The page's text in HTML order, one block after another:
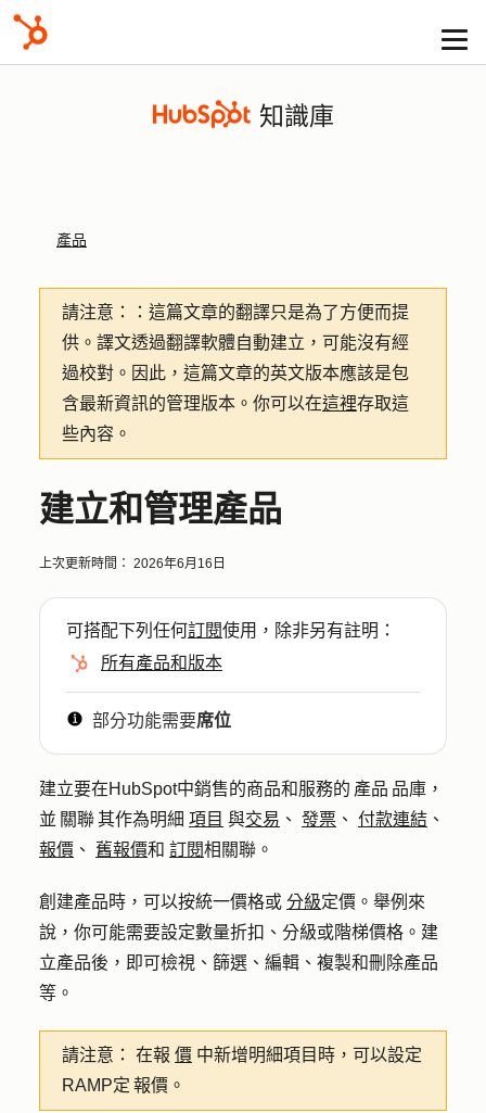
知識庫
產品
請注意：
：這篇文章的翻譯只是為了方便而提
供。譯文透過翻譯軟體自動建立，可能沒有經
過校對。因此，這篇文章的英文版本應該是包
含最新資訊的管理版本。你可以在這裡存取這
些內容。
建立和管理產品
上次更新時間： 2026年6月16日
可搭配下列任何訂閱使用，除非另有註明：
所有產品和版本
部分功能需要席位
建立要在HubSpot中銷售的商品和服務的 產品 品庫，
並 關聯 其作為明細 項目 與交易 、 發票 、 付款連結 、
報價 、 舊報價和 訂閱相關聯。
創建產品時，可以按統一價格或 分級定價。舉例來
說，你可能需要設定數量折扣、分級或階梯價格。建
立產品後，即可檢視、篩選、編輯、複製和刪除產品
等。
請注意： 在報 價 中新增明細項目時，可以設定
RAMP定 報價。